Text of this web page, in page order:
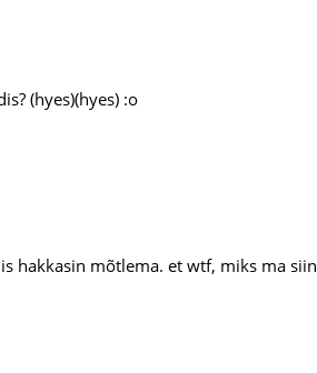
(hyes)(hyes) :o
hakkasin mõtlema. et wtf, miks ma siin